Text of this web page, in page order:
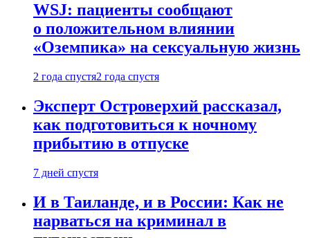
WSJ: пациенты сообщают
о положительном влиянии
«Оземпика» на сексуальную жизнь
2 года спустя2 года спустя
Эксперт Островерхий рассказал,
как подготовиться к ночному
прибытию в отпуске
7 дней спустя
И в Таиланде, и в России: Как не
нарваться на криминал в